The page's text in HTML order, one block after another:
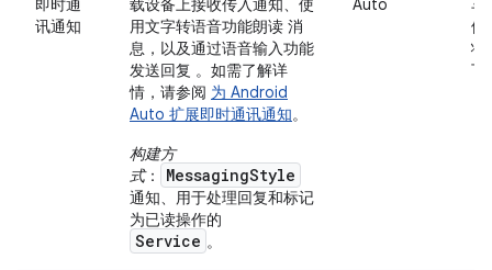
讯通知
用文字转语音功能朗读 消
息，以及通过语音输入功能
发送回复 。如需了解详
情，请参阅 为 Android
Auto 扩展即时通讯通知。
构建方
式： MessagingStyle
通知、用于处理回复和标记
为已读操作的
Service 。
停
状
下